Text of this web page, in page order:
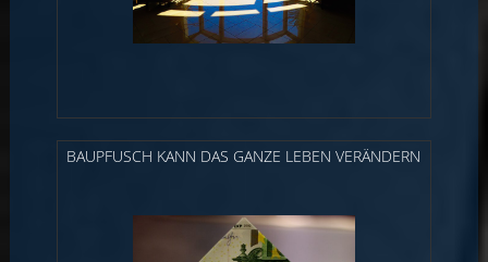
BAUPFUSCH KANN DAS GANZE LEBEN VERÄNDERN